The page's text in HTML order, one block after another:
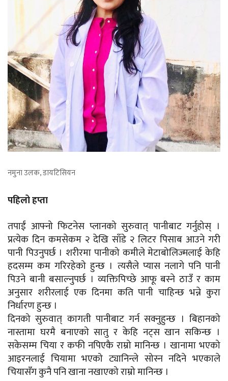
नमुना उलक, डायटिसियन
पहिलो हप्ता
तपाईं आफ्नो फिटनेस प्लानको सुरुवात् पानीबाट गर्नुहोस् ।
प्रत्येक दिन कमसेकम २ देखि साँडे २ लिटर पिसाब आउने गरी
पानी पिउनुपर्छ । शरीरमा पानीको कमीले मेटाबोलिज्मलाई केहि
हदसम्म कम गरिरहेको हुन्छ । त्यसैले प्यास नलागे पनि पानी
पिउने बानी बसाल्नुपर्छ । व्यक्तिपिच्छे आफू बस्ने ठाउँ र काम
अनुसार शरीरलाई एक दिनमा कति पानी चाहिन्छ भन्ने कुरा
निर्धारण हुन्छ ।
दिनको सुरुवात् कागती पानीबाट गर्न सक्नुहुन्छ । बिहानको
नास्तामा घरमै बनाएको सातु र केहि नट्स खान सकिन्छ ।
सकेसम्म चिया र कफी नपिएकै राम्रो मानिन्छ । खानामा भएको
आइरनलाई चियामा भएको ट्यानिन्ले सोस्न नदिने भएकाले
चियासँग कुनै पनि खाना नखाएको राम्रो मानिन्छ ।